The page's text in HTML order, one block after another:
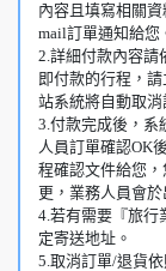
內容且填寫相關
mail訂單通知給您
2.詳細付款內容請
即付款的行程，
站系統將自動取消
3.付款完成後，系
人員訂單確認OK
程確認文件給您
更，業務人員會於
4.若有需要『旅行
定寄送地址。
5.取消訂單/退貨